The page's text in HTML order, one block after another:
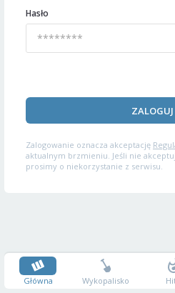
Hasło
ZALOGUJ
Zalogowanie oznacza akceptację
aktualnym brzmieniu. Jeśli nie
prosimy o niekorzystanie z serwisu.
Główna Wykopalisko